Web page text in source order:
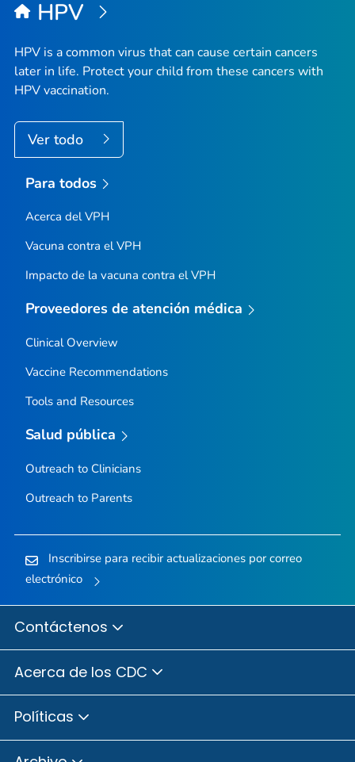
HPV
HPV is a common virus that can cause certain cancers
later in life. Protect your child from these cancers with
HPV vaccination.
Ver todo
Para todos
Acerca del VPH
Vacuna contra el VPH
Impacto de la vacuna contra el VPH
Proveedores de atención médica
Clinical Overview
Vaccine Recommendations
Tools and Resources
Salud pública
Outreach to Clinicians
Outreach to Parents
Inscribirse para recibir actualizaciones por correo
electrónico
Contáctenos
Acerca de los CDC
Políticas